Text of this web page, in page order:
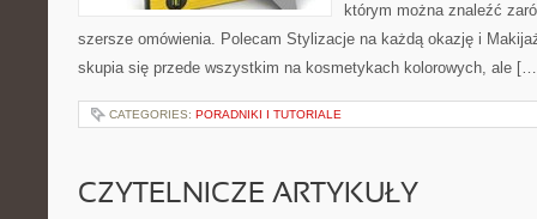
którym można znaleźć
szersze omówienia. Polecam Stylizacje na każdą okazję i
skupia się przede wszystkim na kosmetykach kolorowych, ale
CATEGORIES: PORADNIKI I TUTORIALE
CZYTELNICZE ARTYKUŁY